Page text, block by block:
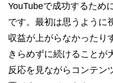
YouTubeで成功するため
です。最初は思うように
収益が上がらなかったり
きらめずに続けることが
反応を見ながらコンテン